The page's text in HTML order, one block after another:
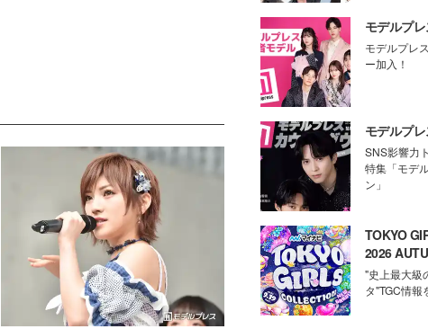
モデルプレ
モデルプレ
ー加入！
モデルプ
SNS影響力
特集「モデ
ン」
TOKYO
2026
デルプレス
"史上最大級
タ"TGC情報